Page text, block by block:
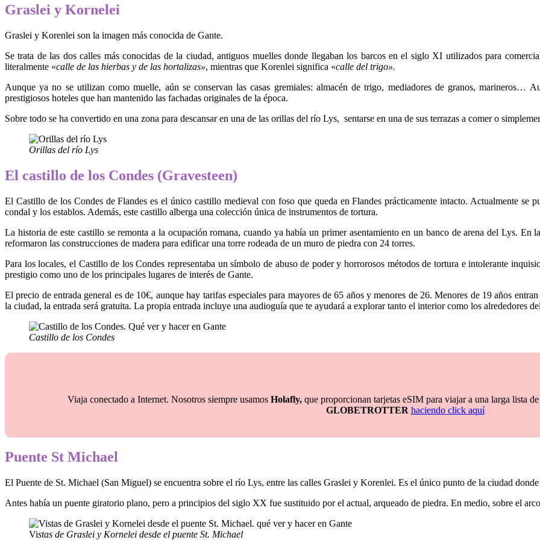
Graslei y Kornelei
Graslei y Korenlei son la imagen más conocida de Gante.
Se trata de las dos calles más conocidas de la ciudad, antiguos muelles donde llegaban los barcos en el siglo XI utilizados para
literalmente «calle de las hierbas y de las hortalizas», mientras que Korenlei significa «calle del trigo».
Aunque ya no se utilizan como muelle, aún se conservan las casas gremiales: almacén de trigo, mediadores de granos, marineros…
prestigiosos hoteles que han mantenido las fachadas originales de la época.
Sobre todo se ha convertido en una zona para descansar en una de las orillas del río Lys, sentarse en una de sus terrazas a comer o
Orillas del río Lys
El castillo de los Condes (Gravesteen)
El Castillo de los Condes de Flandes es el único castillo medieval con foso que queda en Flandes prácticamente intacto. Actualmente se
condal y los establos. Además, este castillo alberga una colección única de instrumentos de tortura.
La historia de este castillo se remonta a la ocupación romana, cuando ya había un primer asentamiento en un banco de arena del Lys.
reformaron las construcciones de madera para edificar una torre rodeada de un muro de piedra con 24 torres.
Para los locales, el Castillo de los Condes representaba un símbolo de abuso de poder y horrorosos métodos de tortura e intolerante
prestigio como uno de los principales lugares de interés de Gante.
El precio de entrada general es de 10€, aunque hay tarifas especiales para mayores de 65 años y menores de 26. Menores de 19 años
la ciudad, la entrada será gratuita. La propia entrada incluye una audioguía que te ayudará a explorar tanto el interior como los alrededores
Castillo de los Condes
Viaja conectado a Internet. Nosotros siempre usamos Holafly, que proporcionan tarjetas eSIM para viajar a una larga lista
GLOBETROTTER haciendo click aquí
Puente St Michael
El Puente de St. Michael (San Miguel) se encuentra sobre el río Lys, entre las calles Graslei y Korenlei. Es el único punto de la ciudad
Antes había un puente giratorio plano, pero a principios del siglo XX fue sustituido por el actual, arqueado de piedra. En medio, sobre el
Vistas de Graslei y Kornelei desde el puente St. Michael